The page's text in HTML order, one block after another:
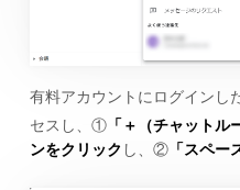
有料アカウントにログインし
セスし、①「＋（チャットル
ンをクリック し、②「スペー